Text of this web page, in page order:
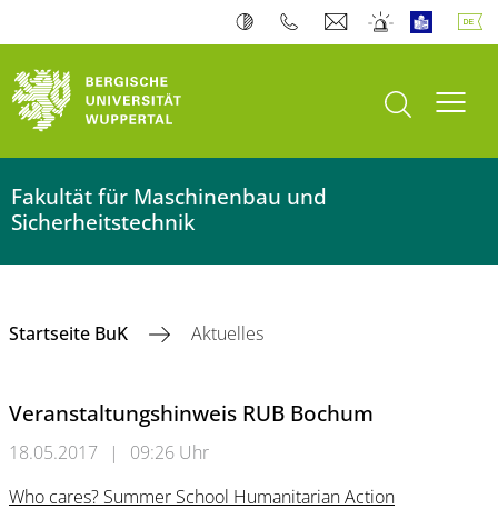
Suche öffnen
Fakultät für Maschinenbau und
Sicherheitstechnik
Startseite BuK Aktuelles
Veranstaltungshinweis RUB Bochum
18.05.2017 |
09:26 Uhr
Who cares? Summer School Humanitarian Action